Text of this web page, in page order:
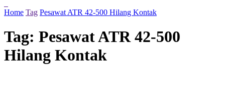
Home Tag Pesawat ATR 42-500 Hilang Kontak
Tag: Pesawat ATR 42-500
Hilang Kontak